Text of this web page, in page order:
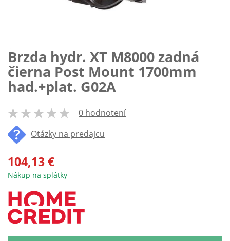
Brzda hydr. XT M8000 zadná
čierna Post Mount 1700mm
had.+plat. G02A
% of100
0 hodnotení
Otázky na predajcu
104,13 €
Nákup na splátky
Preskočiť
na
začiatok
galérie
obrázkov